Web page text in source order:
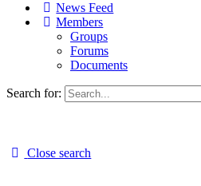
News Feed
Members
Groups
Forums
Documents
Search for:
Close search